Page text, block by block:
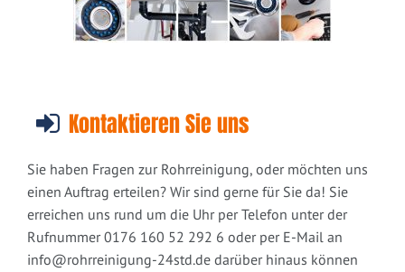
Kontaktieren Sie uns
Sie haben Fragen zur Rohrreinigung, oder möchten uns
einen Auftrag erteilen? Wir sind gerne für Sie da! Sie
erreichen uns rund um die Uhr per Telefon unter der
Rufnummer 0176 160 52 292 6 oder per E-Mail an
info@rohrreinigung-24std.de darüber hinaus können